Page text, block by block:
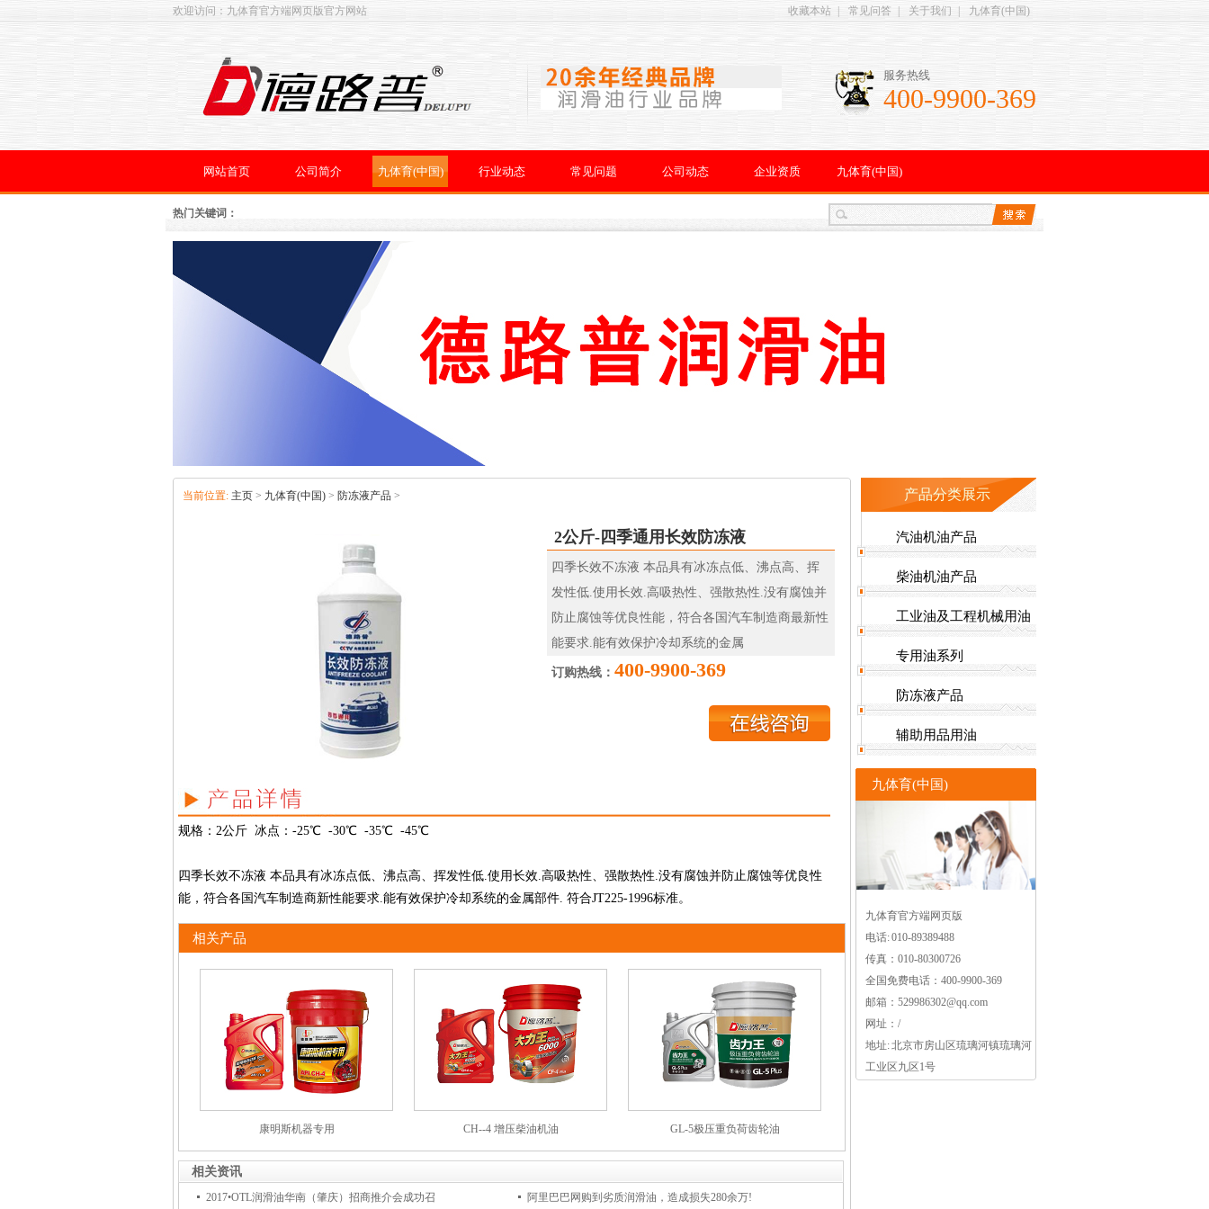
欢迎访问：九体育官方端网页版官方网站 收藏本站 常见问答 关于我们 九体育(中国)
服务热线
400-9900-369
网站首页 公司简介 九体育(中国) 行业动态 常见问题 公司动态 企业资质 九体育(中国)
热门关键词：
当前位置: 主页 > 九体育(中国) > 防冻液产品 >
2公斤-四季通用长效防冻液
四季长效不冻液 本品具有冰冻点低、沸点高、挥
发性低.使用长效.高吸热性、强散热性.没有腐蚀并
防止腐蚀等优良性能，符合各国汽车制造商最新性
能要求.能有效保护冷却系统的金属
订购热线： 400-9900-369
规格：2公斤 冰点：-25℃ -30℃ -35℃ -45℃
四季长效不冻液 本品具有冰冻点低、沸点高、挥发性低.使用长效.高吸热性、强散热性.没有腐蚀并防止腐蚀等优良性
能，符合各国汽车制造商新性能要求.能有效保护冷却系统的金属部件. 符合JT225-1996标准。
相关产品
康明斯机器专用 CH--4 增压柴油机油 GL-5极压重负荷齿轮油
相关资讯
2017•OTL润滑油华南（肇庆）招商推介会成功召 阿里巴巴网购到劣质润滑油，造成损失280余万!
产品分类展示
汽油机油产品
柴油机油产品
工业油及工程机械用油
专用油系列
防冻液产品
辅助用品用油
九体育(中国)
九体育官方端网页版
电话: 010-89389488
传真：010-80300726
全国免费电话：400-9900-369
邮箱：529986302@qq.com
网址：/
地址: 北京市房山区琉璃河镇琉璃河
工业区九区1号